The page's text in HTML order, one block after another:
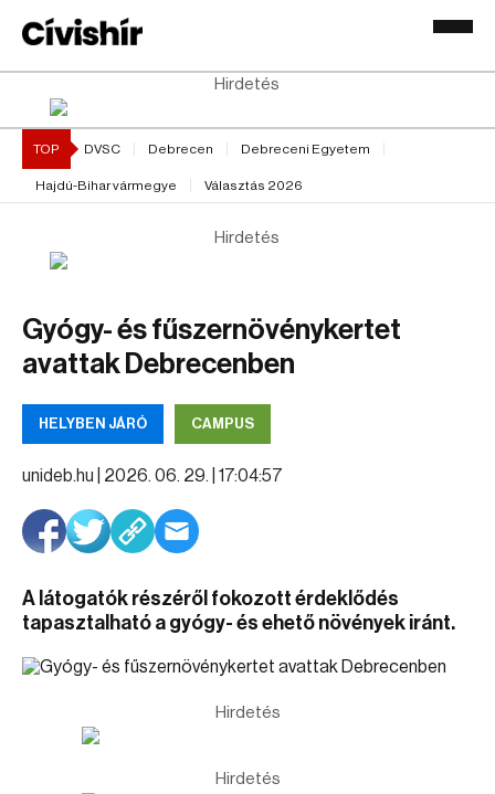
Hirdetés
TOP DVSC Debrecen Debreceni Egyetem
Hajdú-Bihar vármegye Választás 2026
Hirdetés
Gyógy- és fűszernövénykertet
avattak Debrecenben
HELYBEN JÁRÓ CAMPUS
unideb.hu | 2026. 06. 29. | 17:04:57
A látogatók részéről fokozott érdeklődés
tapasztalható a gyógy- és ehető növények iránt.
Hirdetés
Hirdetés